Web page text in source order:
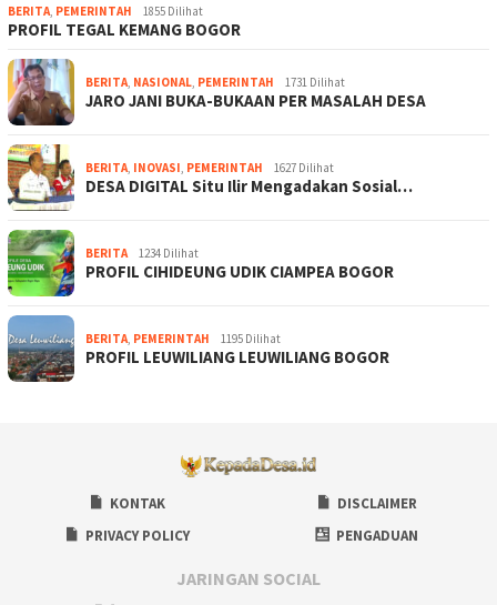
BERITA, PEMERINTAH 1855 Dilihat
PROFIL TEGAL KEMANG BOGOR
BERITA, NASIONAL, PEMERINTAH 1731 Dilihat
JARO JANI BUKA-BUKAAN PER MASALAH DESA
BERITA, INOVASI, PEMERINTAH 1627 Dilihat
DESA DIGITAL Situ Ilir Mengadakan Sosial…
BERITA 1234 Dilihat
PROFIL CIHIDEUNG UDIK CIAMPEA BOGOR
BERITA, PEMERINTAH 1195 Dilihat
PROFIL LEUWILIANG LEUWILIANG BOGOR
KONTAK
DISCLAIMER
PRIVACY POLICY
PENGADUAN
JARINGAN SOCIAL